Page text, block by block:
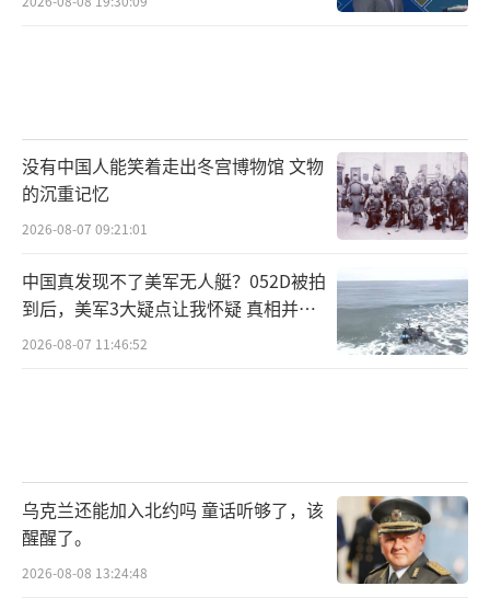
没有中国人能笑着走出冬宫博物馆 文物
的沉重记忆
2026-08-07 09:21:01
中国真发现不了美军无人艇？052D被拍
到后，美军3大疑点让我怀疑 真相并非
如此
2026-08-07 11:46:52
乌克兰还能加入北约吗 童话听够了，该
醒醒了。
2026-08-08 13:24:48